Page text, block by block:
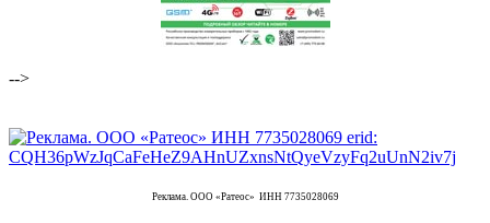
-->
Реклама. ООО «Ратеос» ИНН 7735028069